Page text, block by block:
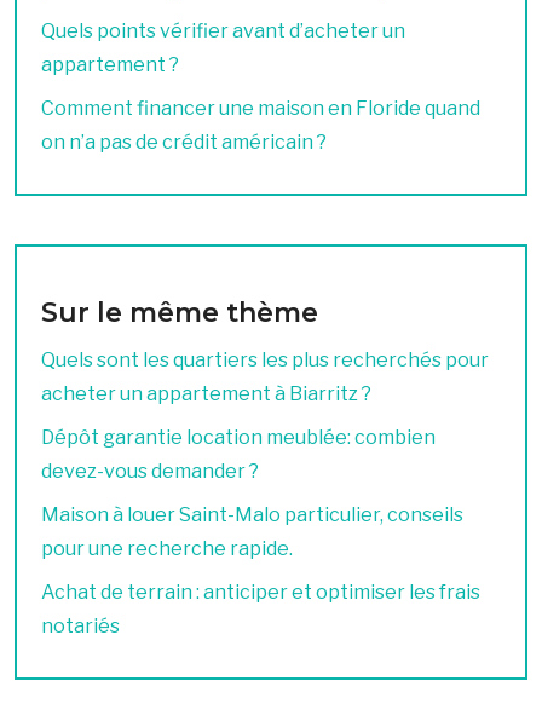
Quels points vérifier avant d’acheter un
appartement ?
Comment financer une maison en Floride quand
on n’a pas de crédit américain ?
Sur le même thème
Quels sont les quartiers les plus recherchés pour
acheter un appartement à Biarritz ?
Dépôt garantie location meublée: combien
devez-vous demander ?
Maison à louer Saint-Malo particulier, conseils
pour une recherche rapide.
Achat de terrain : anticiper et optimiser les frais
notariés